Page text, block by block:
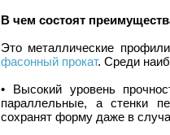
В чем состоят
Это металлические
фасонный прокат. Среди
• Высокий уровень
параллельные, а стенки
сохранят форму даже в